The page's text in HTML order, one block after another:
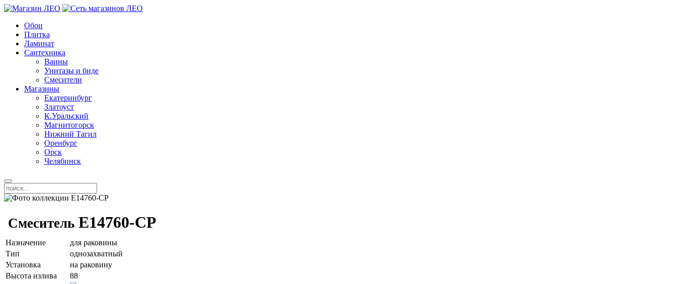
Обои
Плитка
Ламинат
Сантехника
Ванны
Унитазы и биде
Смесители
Магазины
Екатеринбург
Златоуст
К.Уральский
Магнитогорск
Нижний Тагил
Оренбург
Орск
Челябинск
Смеситель E14760-CP
Назначение
для раковины
Тип
однозахватный
Установка
на раковину
Высота излива
88